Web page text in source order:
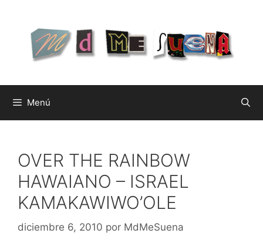
contenido
Menú
OVER THE RAINBOW
HAWAIANO – ISRAEL
KAMAKAWIWO’OLE
diciembre 6, 2010 por MdMeSuena